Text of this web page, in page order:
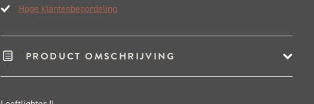
Hoge klantenbeoordeling
PRODUCT OMSCHRIJVING